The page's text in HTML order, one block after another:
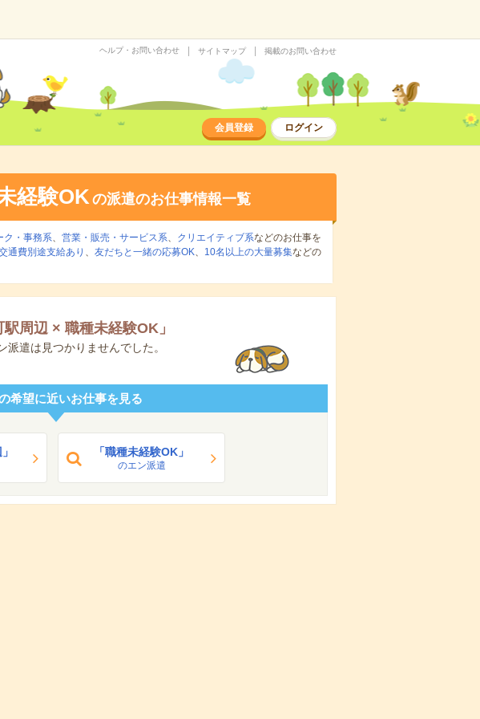
ヘルプ・お問い合わせ サイトマップ 掲載のお問い合わせ
会員登録 ログイン
経験OKの派遣のお仕事情報一覧
ク・事務系、 営業・販売・サービス系、 クリエイティブ系などのお仕事を
通費別途支給あり 、 友だちと一緒の応募OK、 10名以上の大量募集などの
駅周辺× 職種未経験OK」
派遣は見つかりませんでした。
希望に近いお仕事を見る
「職種未経験OK」
のエン派遣